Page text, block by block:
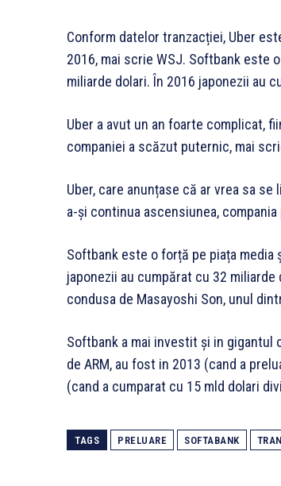
Conform datelor tranzacției, Uber
2016, mai scrie WSJ. Softbank este
miliarde dolari. În 2016 japonezii au
Uber a avut un an foarte complicat,
companiei a scăzut puternic, mai
Uber, care anunțase că ar vrea sa
a-și continua ascensiunea,
Softbank este o forță pe piața media
japonezii au cumpărat cu 32
condusa de Masayoshi Son, unul
Softbank a mai investit și in gigantul
de ARM, au fost in 2013 (cand a
(cand a cumparat cu 15 mld dolari
TAGS PRELUARE SOFTABANK